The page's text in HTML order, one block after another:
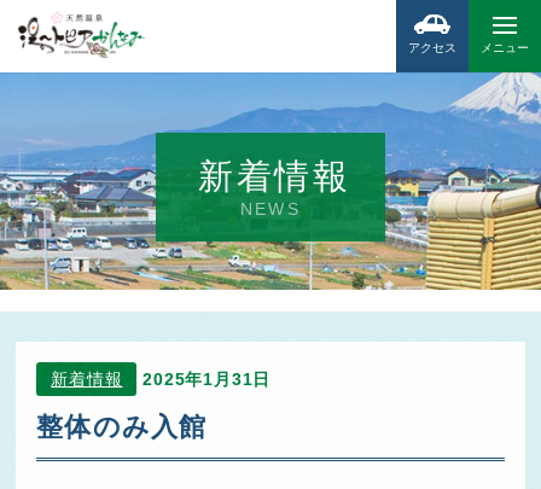
メニュー
アクセス
新着情報
NEWS
新着情報 2025年1月31日
整体のみ入館